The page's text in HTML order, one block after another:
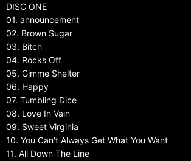
DISC ONE
01. announcement
02. Brown Sugar
03. Bitch
04. Rocks Off
05. Gimme Shelter
06. Happy
07. Tumbling Dice
08. Love In Vain
09. Sweet Virginia
10. You Can't Always Get What You Want
11. All Down The Line